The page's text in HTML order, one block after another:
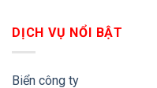
DỊCH VỤ NỔI BẬT
Biển công ty